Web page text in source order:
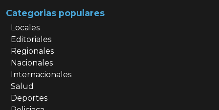
Categorias populares
Locales
Editoriales
Regionales
Nacionales
Internacionales
Salud
Deportes